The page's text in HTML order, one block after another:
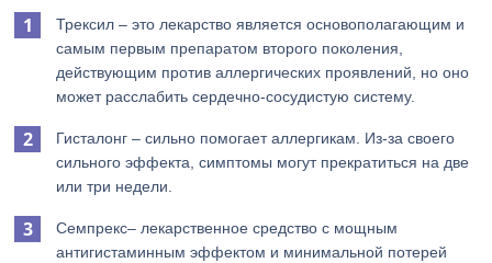
Трексил – это лекарство является основополагающим и
самым первым препаратом второго поколения,
действующим против аллергических проявлений, но оно
может расслабить сердечно-сосудистую систему.
Гисталонг – сильно помогает аллергикам. Из-за своего
сильного эффекта, симптомы могут прекратиться на две
или три недели.
Семпрекс– лекарственное средство с мощным
антигистаминным эффектом и минимальной потерей